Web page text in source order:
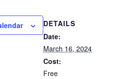
DETAILS
Date:
March 16, 2024
Cost:
Free